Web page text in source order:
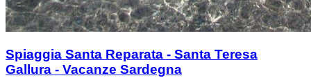
Spiaggia Santa Reparata - Santa Teresa
Gallura - Vacanze Sardegna